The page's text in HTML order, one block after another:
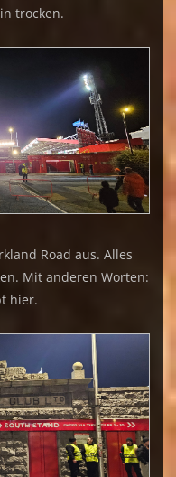
trocken.
Road aus. Alles
Mit anderen Worten:
hier.